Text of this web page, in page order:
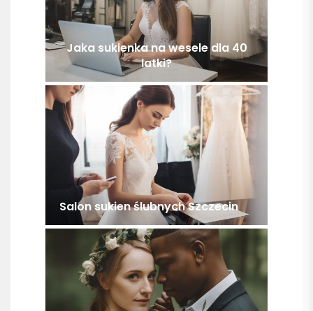
Jaka sukienka na wesele dla 40
latki?
Salon sukien ślubnych Szczecin